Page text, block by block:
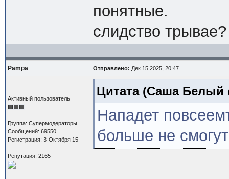
понятные.
слидство трывае?
Pampa Отправлено: Дек 15 2025, 20:47
Активный пользователь
Группа: Супермодераторы
Сообщений: 69550
Регистрация: 3-Октября 15
Репутация: 2165
Цитата(Саша Белый
Нападет
больше не